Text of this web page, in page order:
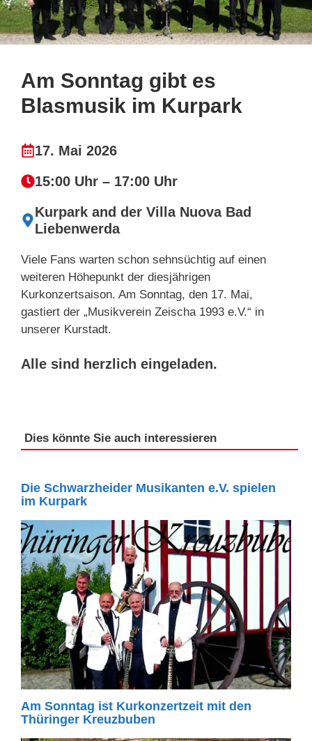
Am Sonntag gibt es
Blasmusik im Kurpark
17. Mai 2026
15:00 Uhr – 17:00 Uhr
Kurpark and der Villa Nuova Bad
Liebenwerda
Viele Fans warten schon sehnsüchtig auf einen
weiteren Höhepunkt der diesjährigen
Kurkonzertsaison. Am Sonntag, den 17. Mai,
gastiert der „Musikverein Zeischa 1993 e.V.“ in
unserer Kurstadt.
Alle sind herzlich eingeladen.
Dies könnte Sie auch interessieren
Die Schwarzheider Musikanten e.V. spielen
im Kurpark
Am Sonntag ist Kurkonzertzeit mit den
Thüringer Kreuzbuben